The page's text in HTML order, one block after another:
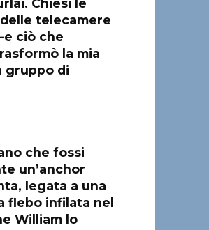
telecamere
ciò che
la mia
gruppo di
che fossi
un’anchor
legata a una
flebo infilata nel
William lo